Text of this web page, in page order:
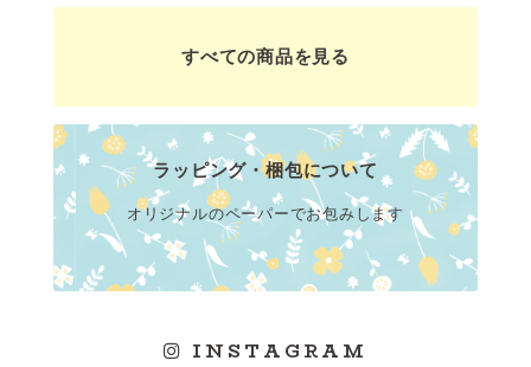
すべての商品を見る
ラッピング・梱包について
オリジナルのペーパーでお包みします
INSTAGRAM